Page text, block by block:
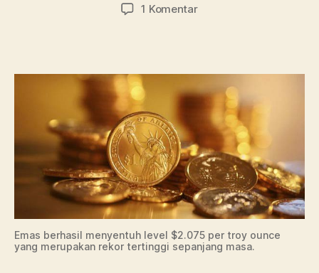
1 Komentarpada
Tertinggi
Sepanjang
Emas berhasil menyentuh level $2.075 per troy ounce
yang merupakan rekor tertinggi sepanjang masa.